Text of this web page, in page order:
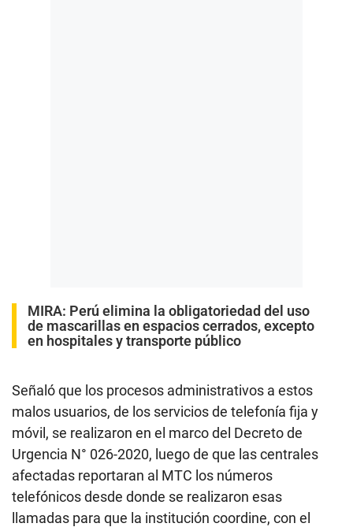
MIRA: Perú elimina la obligatoriedad del uso
de mascarillas en espacios cerrados, excepto
en hospitales y transporte público
Señaló que los procesos administrativos a estos
malos usuarios, de los servicios de telefonía fija y
móvil, se realizaron en el marco del Decreto de
Urgencia N° 026-2020, luego de que las centrales
afectadas reportaran al MTC los números
telefónicos desde donde se realizaron esas
llamadas para que la institución coordine, con el